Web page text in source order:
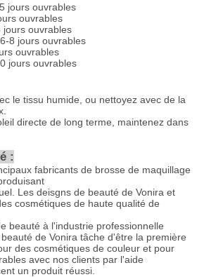
jours ouvrables
ouvrables
jours ouvrables
8 jours ouvrables
ouvrables
jours ouvrables
le tissu humide, ou nettoyez avec de la
directe de long terme, maintenez dans
:
fabricants de brosse de maquillage
Les deisgns de beauté de Vonira et
cosmétiques de haute qualité de
beauté à l'industrie professionnelle
de Vonira tâche d'être la première
des cosmétiques de couleur et pour
avec nos clients par l'aide
un produit réussi.